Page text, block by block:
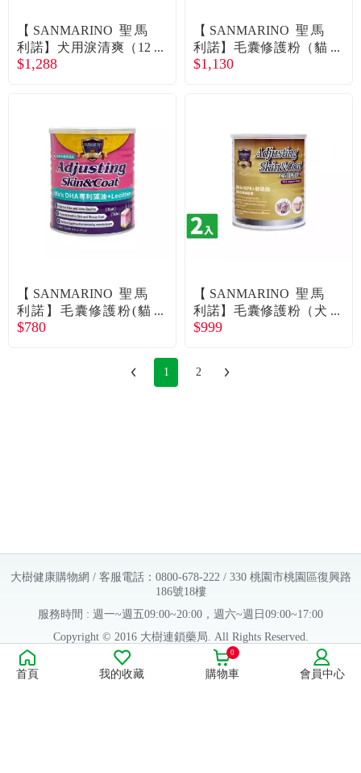
【SANMARINO 聖馬
利諾】犬用淚清爽（12
0ml/瓶）（廠商直送）
$1,288
【SANMARINO 聖馬
利諾】毛囊修護粉（貓
用）（250g/罐）X2入
$1,130
【SANMARINO 聖馬
利諾】毛囊修護粉(貓
用)(250g/罐)（廠商直
$780
【SANMARINO 聖馬
利諾】毛囊修護粉（犬
用）（250g/罐）X2入
$999
1 2
大樹健康購物網 / 客服電話：0800-678-222 / 330 桃園市桃園區復興路
186號18樓
服務時間 : 週一~週五09:00~20:00，週六~週日09:00~17:00
Copyright © 2016 大樹連鎖藥局. All Rights Reserved.
販售業者資料：
許可執照字號：桃字市藥販字第623202B480 號
首頁 我的收藏 購物車
0
會員中心